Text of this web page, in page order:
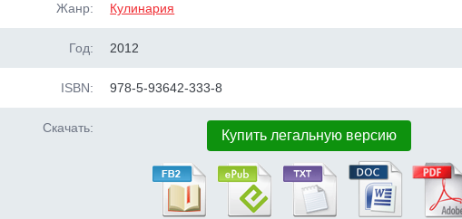
Жанр: Кулинария
Год: 2012
ISBN: 978-5-93642-333-8
Скачать: Купить легальную версию